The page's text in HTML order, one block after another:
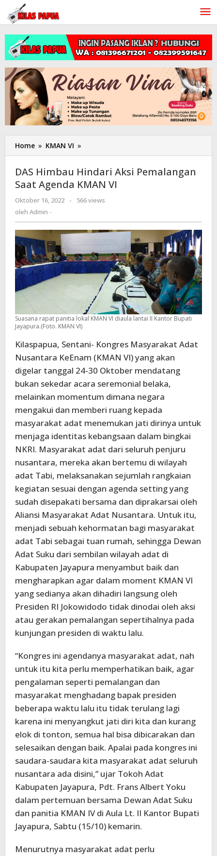
Lewati
konten
Home » KMAN VI »
Himbau
Hindari
Aksi
Pemalangan
Saat
DAS Himbau Hindari Aksi Pemalangan
Saat Agenda KMAN VI
Oktober 16, 2022
oleh
-
566 views
oleh Admin -
Suasana rapat panitia lokal KMAN VI diaula lantai II Kantor Bupati
Jayapura.(Foto. KMAN VI)
Kilaspapua, Sentani- Kongres Masyarakat Adat
Nusantara KeEnam (KMAN VI) yang akan
digelar tanggal 24-30 Oktober mendatang
bukan sekedar acara seremonial belaka,
melainkan momentum dimana negara
mengakui dan memberi ruang kepada
masyarakat adat menemukan jati dirinya untuk
menjaga identitas kebangsaan dalam bingkai
NKRI. Masyarakat adat dari seluruh penjuru
nusantara, mereka akan bertemu di wilayah
adat Tabi, melaksanakan sejumlah rangkaian
kegiatan sesuai dengan agenda setting yang
sudah disepakati bersama dan diprakarsai oleh
Aliansi Masyarakat Adat Nusantara. Untuk itu,
menjadi sebuah kehormatan bagi masyarakat
adat Tabi sebagai tuan rumah, sehingga Dewan
Adat Suku dari sembilan wilayah adat di
Kabupaten Jayapura menyambut baik dan
mengharapkan agar dalam moment KMAN VI
yang sedianya akan dihadiri langsung oleh
Presiden RI Jokowidodo tidak dinodai oleh aksi
atau gerakan pemalangan sepertihalnya pada
kunjungan presiden di waktu lalu.
“Kongres ini agendanya masyarakat adat, nah
untuk itu kita perlu memperhatikan baik, agar
pengalaman seperti pemalangan dan
masyarakat menghadang bapak presiden
beberapa waktu lalu itu tidak terulang lagi
karena ini menyangkut jati diri kita dan kurang
elok di tonton, semua hal bisa dibicarakan dan
selesaikan dengan baik. Apalai pada kongres ini
saudara-saudara kita masyarakat adat seluruh
nusantara ada disini,” ujar Tokoh Adat
Kabupaten Jayapura, Pdt. Frans Albert Yoku
dalam pertemuan bersama Dewan Adat Suku
dan panitia KMAN IV di Aula Lt. II Kantor Bupati
Jayapura, Sabtu (15/10) kemarin.
Menurutnya masyarakat adat perlu